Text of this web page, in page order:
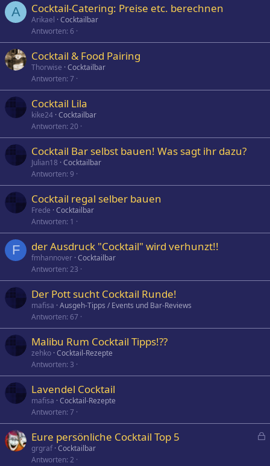
A Cocktail-Catering: Preise etc. berechnen
Arikael Cocktailbar
Antworten 6
Cocktail & Food Pairing
Thorwise Cocktailbar
Antworten 7
Cocktail Lila
kike24 Cocktailbar
Antworten 20
Cocktail Bar selbst bauen! Was sagt ihr dazu?
Julian18 Cocktailbar
Antworten 9
Cocktail regal selber bauen
Frede Cocktailbar
Antworten 1
F der Ausdruck "Cocktail" wird verhunzt!!
fmhannover Cocktailbar
Antworten 23
Der Pott sucht Cocktail Runde!
mafisa Ausgeh-Tipps / Events und Bar-Reviews
Antworten 67
Malibu Rum Cocktail Tipps!??
zehko Cocktail-Rezepte
Antworten 3
Lavendel Cocktail
mafisa Cocktail-Rezepte
Antworten 7
Eure persönliche Cocktail Top 5
grgraf Cocktailbar
Antworten 2